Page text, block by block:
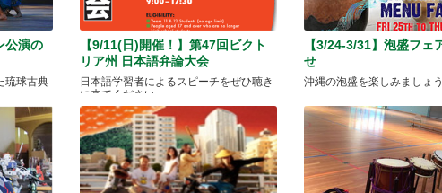
公演の
琉球古典
【9/11(日)開催！】第47回ビクト
リア州 日本語弁論大会
日本語学習者によるスピーチをぜひ聴き
に来てください
【3/24-3/31】泡盛フェ
せ
沖縄の泡盛を楽しみましょう